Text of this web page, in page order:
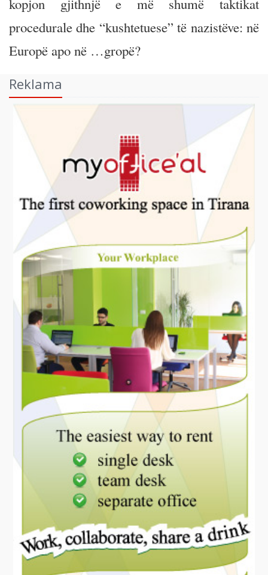
kopjon gjithnjë e më shumë taktikat
procedurale dhe “kushtetuese” të nazistëve: në
Europë apo në …gropë?
Reklama